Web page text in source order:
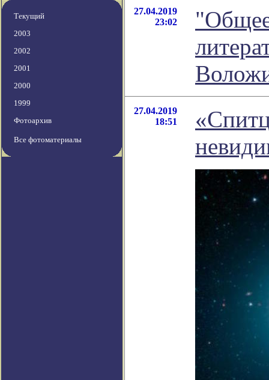
Текущий
2003
2002
2001
2000
1999
Фотоархив
Все фотоматериалы
27.04.2019
23:02
27.04.2019
18:51